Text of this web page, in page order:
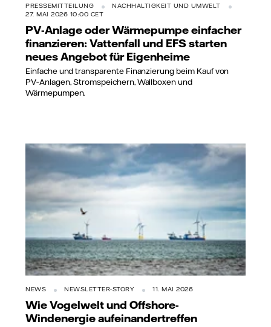
PRESSEMITTEILUNG
NACHHALTIGKEIT UND UMWELT
27. MAI 2026 10:00 CET
PV-Anlage oder Wärmepumpe einfacher
finanzieren: Vattenfall und EFS starten
neues Angebot für Eigenheime
Einfache und transparente Finanzierung beim Kauf von
PV‑Anlagen, Stromspeichern, Wallboxen und
Wärmepumpen.
NEWS NEWSLETTER-STORY 11. MAI 2026
Wie Vogelwelt und Offshore-
Windenergie aufeinandertreffen